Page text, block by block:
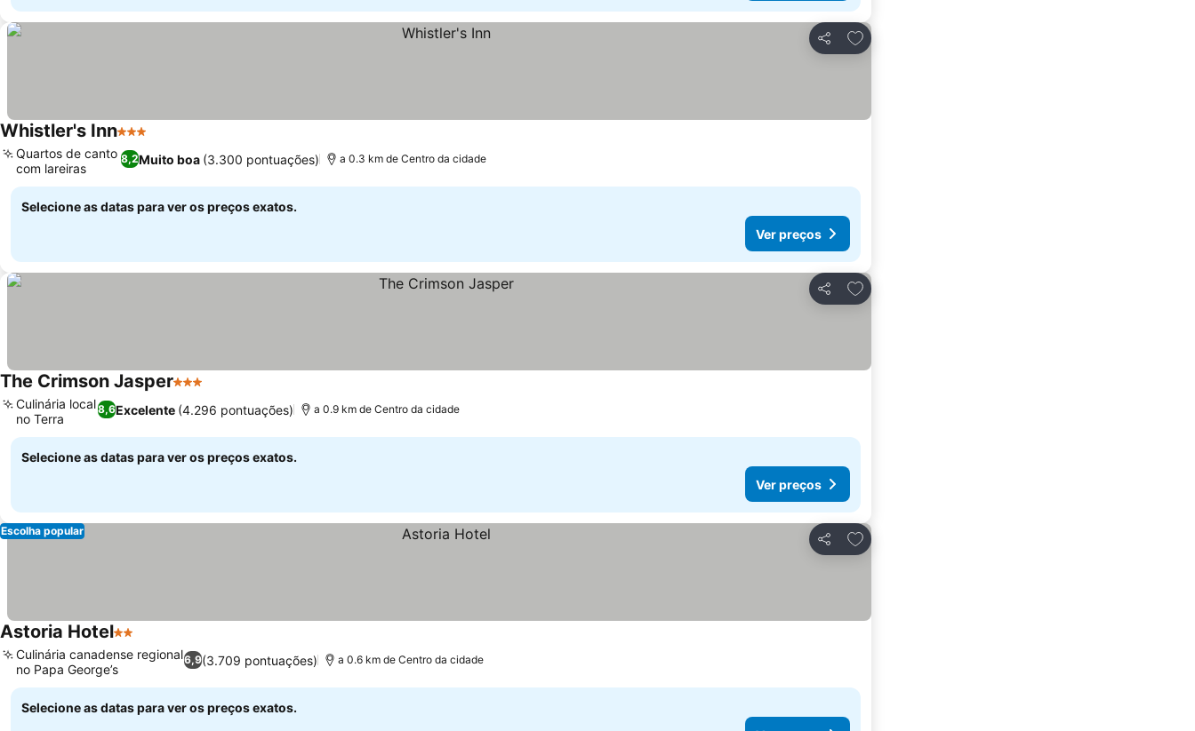
Partilhar
Adicionar aos favoritos
Whistler's Inn3 Estrelas
8,2Muito boa (3.300 pontuações)
Quartos de canto
com lareiras
a 0.3 km de Centro da cidade
Selecione as datas para ver os preços exatos.
Ver preços
Partilhar
Adicionar aos favoritos
The Crimson Jasper3 Estrelas
8,6Excelente (4.296 pontuações)
Culinária local
no Terra
a 0.9 km de Centro da cidade
Selecione as datas para ver os preços exatos.
Ver preços
Partilhar
Adicionar aos favoritos
Escolha popular
Astoria Hotel2 Estrelas
6,9(3.709 pontuações)
Culinária canadense regional
no Papa George’s
a 0.6 km de Centro da cidade
Selecione as datas para ver os preços exatos.